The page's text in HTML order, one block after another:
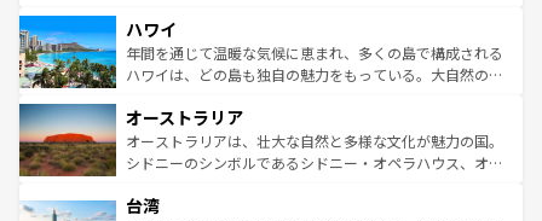
ば市内交通費無料で観光を楽しむこともできる。 なお、新
着のスイス情報はコンテンツ一覧 を参照してほしい。
のような巨大都市は、観光、ショッピング、エンターテイ
ンメントが詰まった刺激的なスポットだ。一方、アメリカ
西部には大自然が広がり、グランドキャニオンやイエロー
部のニューオーリンズでは、音楽と美食が融合した独特の
文化が魅力。旅行者はアメリカの各地域で異なる魅力を楽
しみながら、その多様性と豊かな歴史を感じることができ
ならではの贅沢な旅のスタイルだ。 なお、新着のアメリカ
ハワイ
年間を通じて温暖な気候に恵まれ、多くの島で構成される
ハワイは、どの島も独自の魅力をもっている。大自然の神
ワイ島は見逃せない。また、定番の観光地といえばオアフ
島だが、静かな自然を求めるならマウイ島やカウアイ島が
おすすめ。エメラルドグリーンに輝く海をはじめ、豊かな
れるおもてなしの心で訪れる人々を迎えてくれるハワイの
オーストラリア
オーストラリアは、壮大な自然と多様な文化が魅力の国。
シドニーのシンボルであるシドニー・オペラハウス、オー
リアリーフや大陸中央部にそびえるウルル（エアーズロッ
台湾